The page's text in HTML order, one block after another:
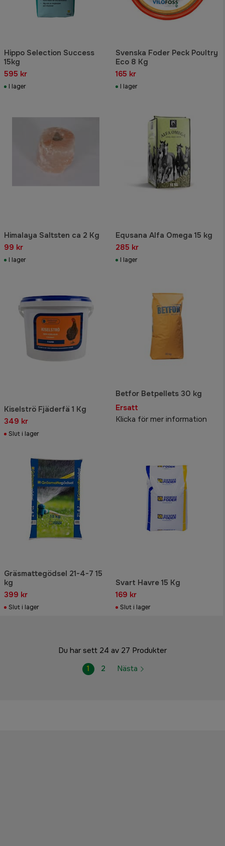
Hippo Selection Success
15kg
595 kr
I lager
Svenska Foder Peck Poultry
Eco 8 Kg
165 kr
I lager
Himalaya Saltsten ca 2 Kg
99 kr
I lager
Equsana Alfa Omega 15 kg
285 kr
I lager
Kiselströ Fjäderfä 1 Kg
349 kr
Slut i lager
Betfor Betpellets 30 kg
Ersatt
Klicka för mer information
Gräsmattegödsel 21-4-7 15
kg
399 kr
Slut i lager
Svart Havre 15 Kg
169 kr
Slut i lager
Du har sett 24 av 27 Produkter
1
2 Nästa